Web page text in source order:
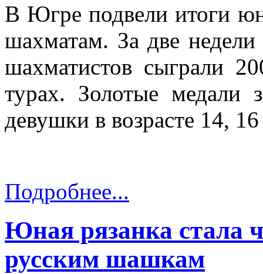
В Югре подвели итоги
шахматам. За две
шахматистов сыграли
турах. Золотые медали
девушки в возрасте 14,
Подробнее...
Юная рязанка стала
русским шашкам